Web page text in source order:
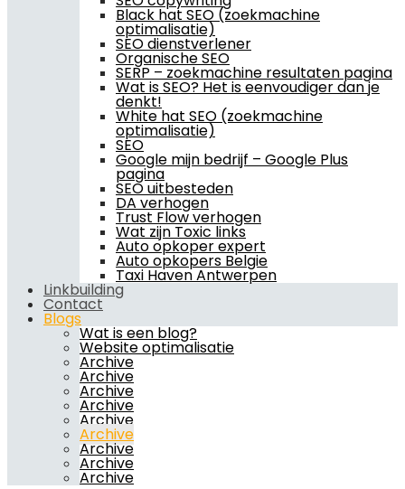
Black hat SEO (zoekmachine
optimalisatie)
SEO dienstverlener
Organische SEO
SERP – zoekmachine resultaten pagina
Wat is SEO? Het is eenvoudiger dan je
denkt!
White hat SEO (zoekmachine
optimalisatie)
SEO
Google mijn bedrijf – Google Plus
pagina
SEO uitbesteden
DA verhogen
Trust Flow verhogen
Wat zijn Toxic links
Auto opkoper expert
Auto opkopers Belgie
Taxi Haven Antwerpen
Linkbuilding
Contact
Blogs
Wat is een blog?
Website optimalisatie
Archive
Archive
Archive
Archive
Archive
Archive
Archive
Archive
Archive